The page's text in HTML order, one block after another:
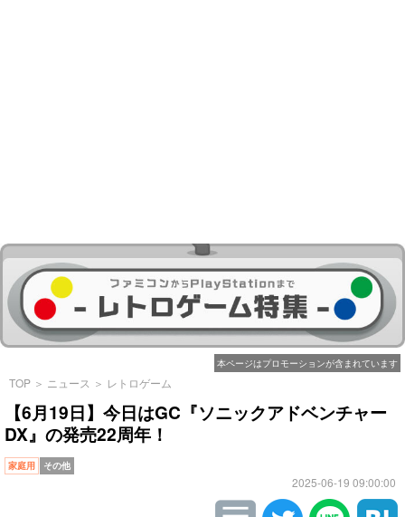
本ページはプロモーションが含まれています
TOP ＞ ニュース ＞ レトロゲーム
【6月19日】今日はGC『ソニックアドベンチャー
DX』の発売22周年！
家庭用 その他
2025-06-19 09:00:00